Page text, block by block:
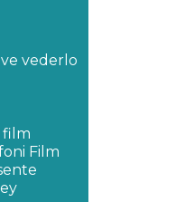
vederlo
film
Film